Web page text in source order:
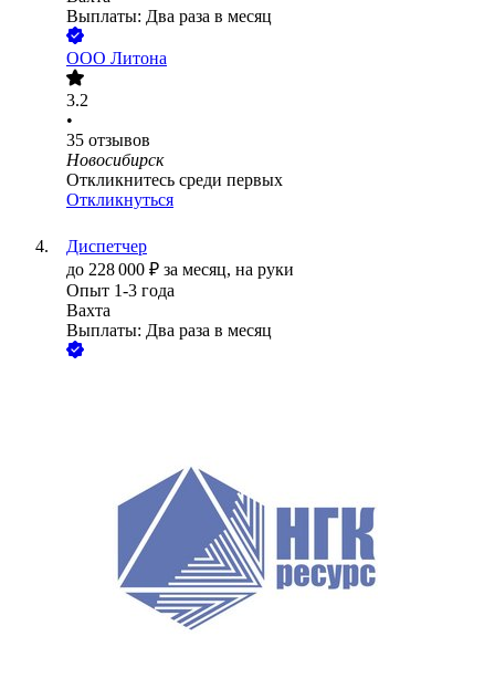
Выплаты: Два раза в месяц
ООО Литона
3.2
•
35 отзывов
Новосибирск
Откликнитесь среди первых
Откликнуться
Диспетчер
до 228 000 ₽ за месяц, на руки
Опыт 1-3 года
Вахта
Выплаты: Два раза в месяц